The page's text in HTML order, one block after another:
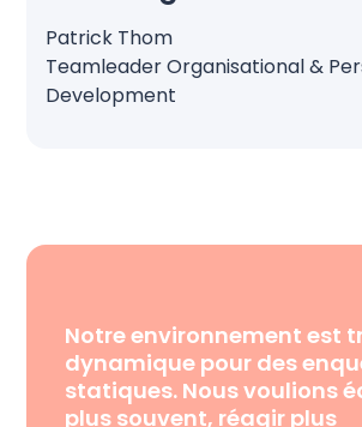
Patrick Thom
Teamleader Organisational &
Development
Notre environnement est
dynamique pour des
statiques. Nous voulions
plus souvent, réagir plus